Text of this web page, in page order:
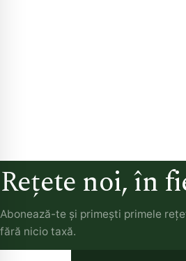
Rețete noi, în
Abonează-te și primești primele
fără nicio taxă.